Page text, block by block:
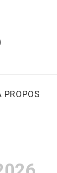
PROPOS